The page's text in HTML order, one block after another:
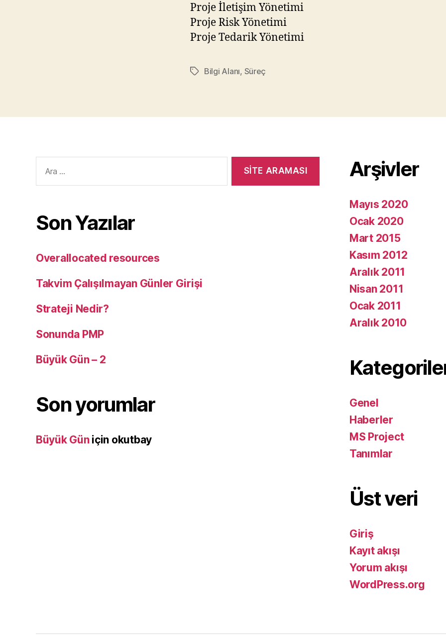
Proje İletişim Yönetimi
Proje Risk Yönetimi
Proje Tedarik Yönetimi
EtiketlerBilgi Alanı, Süreç
yap:
Son Yazılar
Overallocated resources
Takvim Çalışılmayan Günler Girişi
Strateji Nedir?
Sonunda PMP
Büyük Gün – 2
Son yorumlar
Büyük Güniçin okutbay
Arşivler
Mayıs 2020
Ocak 2020
Mart 2015
Kasım 2012
Aralık 2011
Nisan 2011
Ocak 2011
Aralık 2010
Genel
Haberler
MS Project
Tanımlar
Üst veri
Giriş
Kayıt akışı
Yorum akışı
WordPress.org